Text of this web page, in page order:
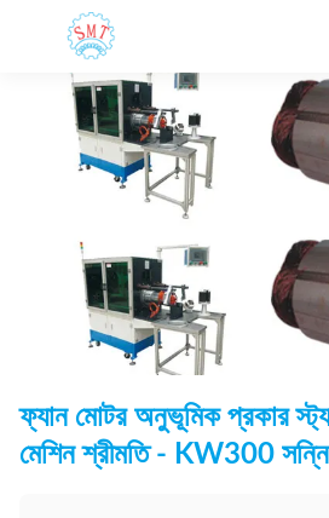
ফ্যান মোটর অনুভূমিক প্রকার
মেশিন শ্রীমতি - KW300